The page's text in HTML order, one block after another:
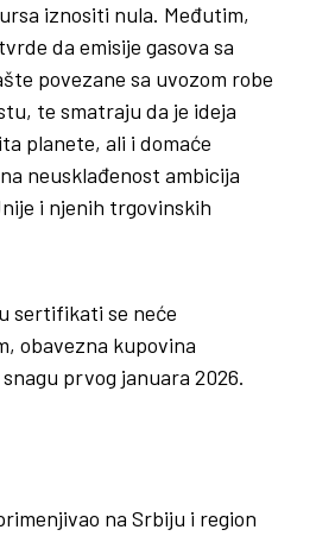
iznositi nula. Međutim,
da emisije gasova sa
povezane sa uvozom robe
te smatraju da je ideja
planete, ali i domaće
neusklađenost ambicija
i njenih trgovinskih
sertifikati se neće
obavezna kupovina
prvog januara 2026.
na Srbiju i region